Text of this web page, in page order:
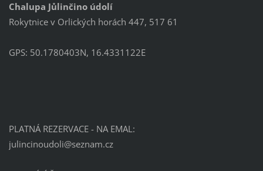
Chalupa Jůlinčino údolí
Rokytnice v Orlických horách 447, 517 61
GPS: 50.1780403N, 16.4331122E
PLATNÁ REZERVACE - NA EMAL:
julincinoudoli@seznam.cz